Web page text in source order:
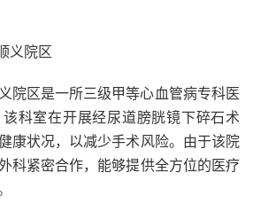
义院区
院区是一所三级甲等心血管病专科医
科室在开展经尿道膀胱镜下碎石术
康状况，以减少手术风险。由于该院
科紧密合作，能够提供全方位的医疗